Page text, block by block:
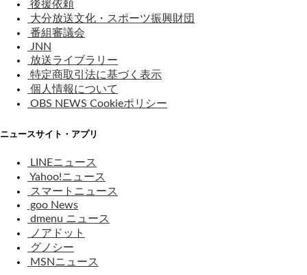
後援依頼
大分放送文化・スポーツ振興財団
番組審議会
JNN
放送ライブラリー
特定商取引法に基づく表示
個人情報について
OBS NEWS Cookieポリシー
ニュースサイト・アプリ
LINEニュース
Yahoo!ニュース
スマートニュース
goo News
dmenu ニュース
ノアドット
グノシー
MSNニュース